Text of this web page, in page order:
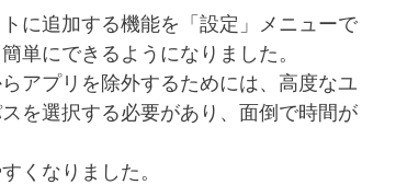
に追加する機能を「設定」メニューで
単にできるようになりました。
アプリを除外するためには、高度なユ
を選択する必要があり、面倒で時間が
くなりました。